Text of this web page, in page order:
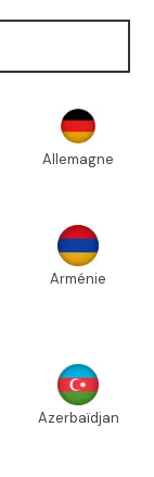
Allemagne
Arménie
Azerbaïdjan